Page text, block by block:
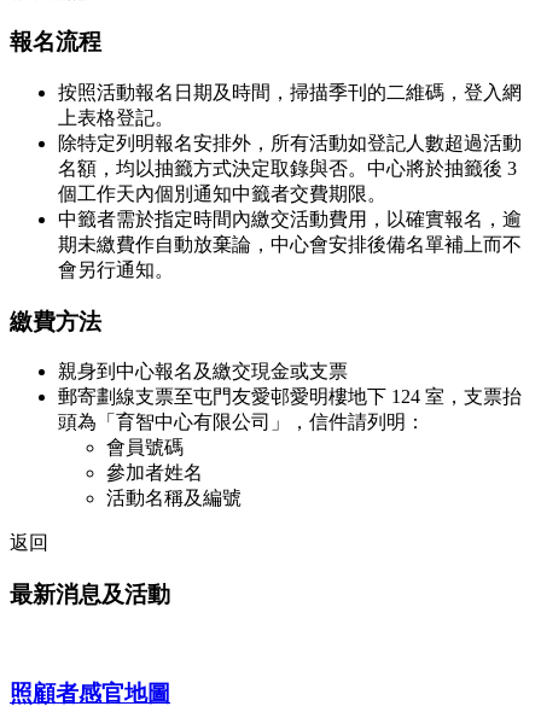
報名流程
按照活動報名日期及時間，掃描季刊的二維碼，登入網
上表格登記。
除特定列明報名安排外，所有活動如登記人數超過活動
名額，均以抽籤方式決定取錄與否。中心將於抽籤後 3
個工作天內個別通知中籤者交費期限。
中籤者需於指定時間內繳交活動費用，以確實報名，逾
期未繳費作自動放棄論，中心會安排後備名單補上而不
會另行通知。
繳費方法
親身到中心報名及繳交現金或支票
郵寄劃線支票至屯門友愛邨愛明樓地下 124 室，支票抬
頭為「育智中心有限公司」，信件請列明：
會員號碼
參加者姓名
活動名稱及編號
返回
最新消息及活動
照顧者感官地圖